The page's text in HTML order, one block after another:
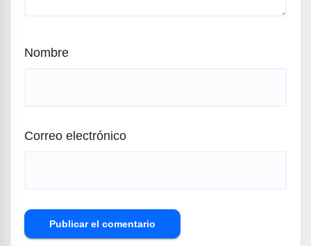
Nombre
Correo electrónico